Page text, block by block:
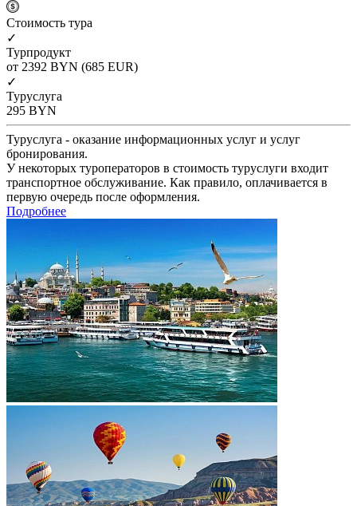
Cтоимость тура
✓
Турпродукт
от 2392 BYN (685 EUR)
✓
Туруслуга
295 BYN
Туруслуга - оказание информационных услуг и услуг
бронирования.
У некоторых туроператоров в стоимость туруслуги входит
транспортное обслуживание. Как правило, оплачивается в
первую очередь после оформления.
Подробнее